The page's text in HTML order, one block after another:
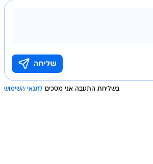
בשליחת התגובה אני מסכים לתנאי השימוש